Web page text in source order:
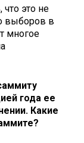
это не
выборов в
многое
года ее
Какие